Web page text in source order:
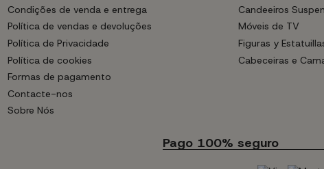
Condições de venda e entrega
Política de vendas e devoluções
Política de Privacidade
Política de cookies
Formas de pagamento
Contacte-nos
Sobre Nós
Candeeiros
Móveis de TV
Figuras y
Cabeceiras e
Pago 100% seguro